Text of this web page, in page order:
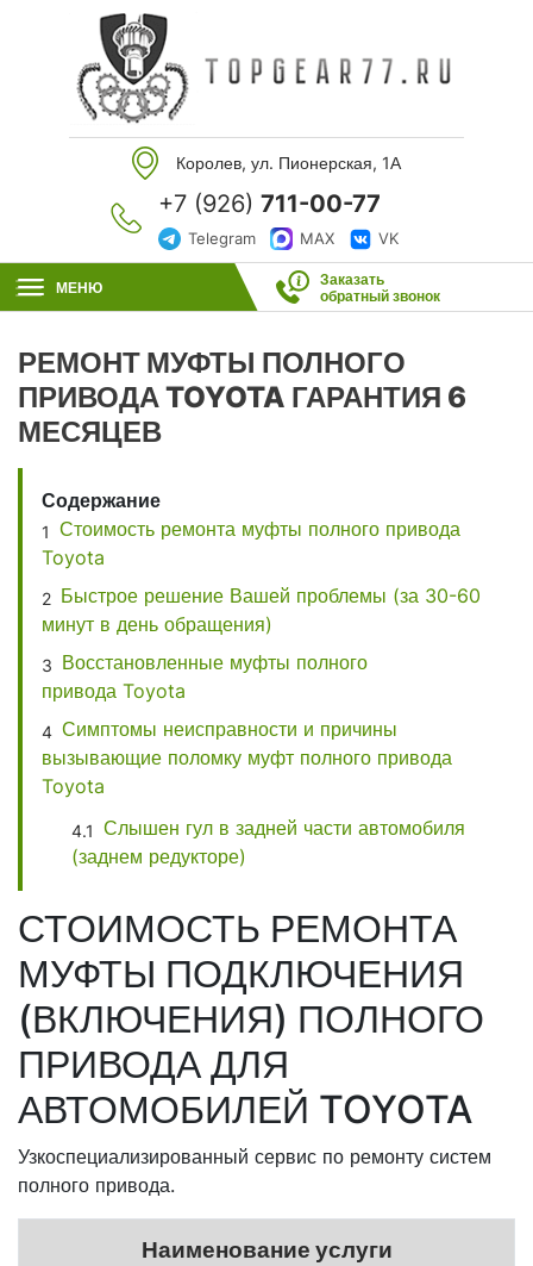
Королев, ул. Пионерская, 1А
+7 (926) 711-00-77
Telegram MAX VK
МЕНЮ
Заказать
обратный звонок
РЕМОНТ МУФТЫ ПОЛНОГО
ПРИВОДА TOYOTA ГАРАНТИЯ 6
МЕСЯЦЕВ
Содержание
Стоимость ремонта муфты полного привода
Toyota
Быстрое решение Вашей проблемы (за 30-60
минут в день обращения)
Восстановленные муфты полного
привода Toyota
Симптомы неисправности и причины
вызывающие поломку муфт полного привода
Toyota
Слышен гул в задней части автомобиля
(заднем редукторе)
СТОИМОСТЬ РЕМОНТА
МУФТЫ ПОДКЛЮЧЕНИЯ
(ВКЛЮЧЕНИЯ) ПОЛНОГО
ПРИВОДА ДЛЯ
АВТОМОБИЛЕЙ TOYOTA
Узкоспециализированный сервис по ремонту систем
полного привода.
Наименование услуги